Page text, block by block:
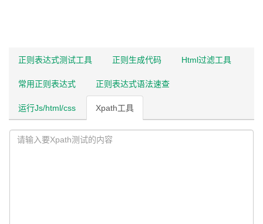
正则表达式测试工具 正则生成代码 Html过滤工具
常用正则表达式 正则表达式语法速查
运行Js/html/css Xpath工具